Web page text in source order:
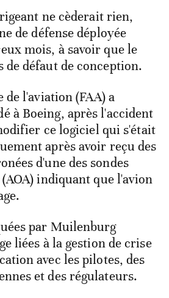
ne cèderait rien,
de défense déployée
mois, à savoir que le
de défaut de conception.
de l'aviation (FAA) a
à Boeing, après l'accident
ce logiciel qui s'était
après avoir reçu des
d'une des sondes
indiquant que l'avion
par Muilenburg
liées à la gestion de crise
avec les pilotes, des
et des régulateurs.